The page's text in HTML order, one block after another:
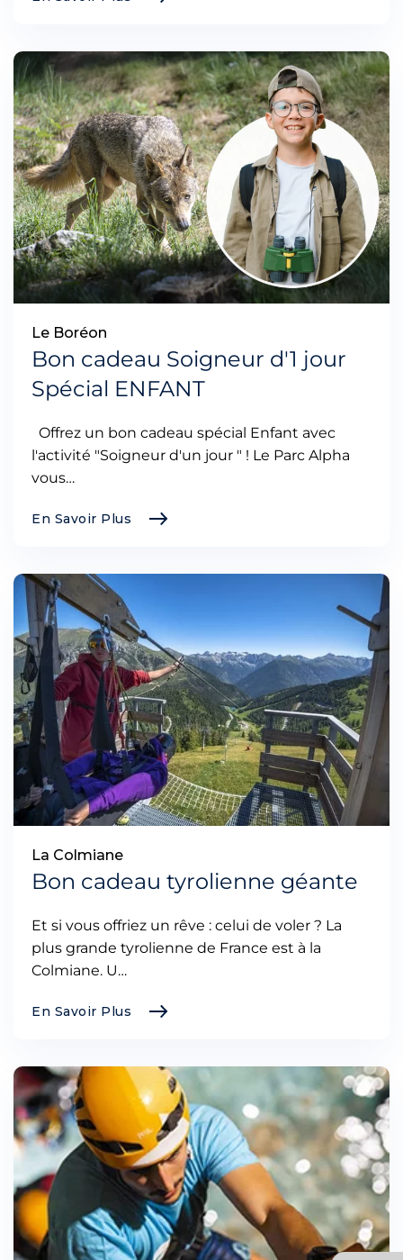
Le Boréon
Bon cadeau Soigneur d'1 jour
Spécial ENFANT
Offrez un bon cadeau spécial Enfant avec
l'activité "Soigneur d'un jour " ! Le Parc Alpha
vous…
En Savoir Plus
La Colmiane
Bon cadeau tyrolienne géante
Et si vous offriez un rêve : celui de voler ? La
plus grande tyrolienne de France est à la
Colmiane. U…
En Savoir Plus